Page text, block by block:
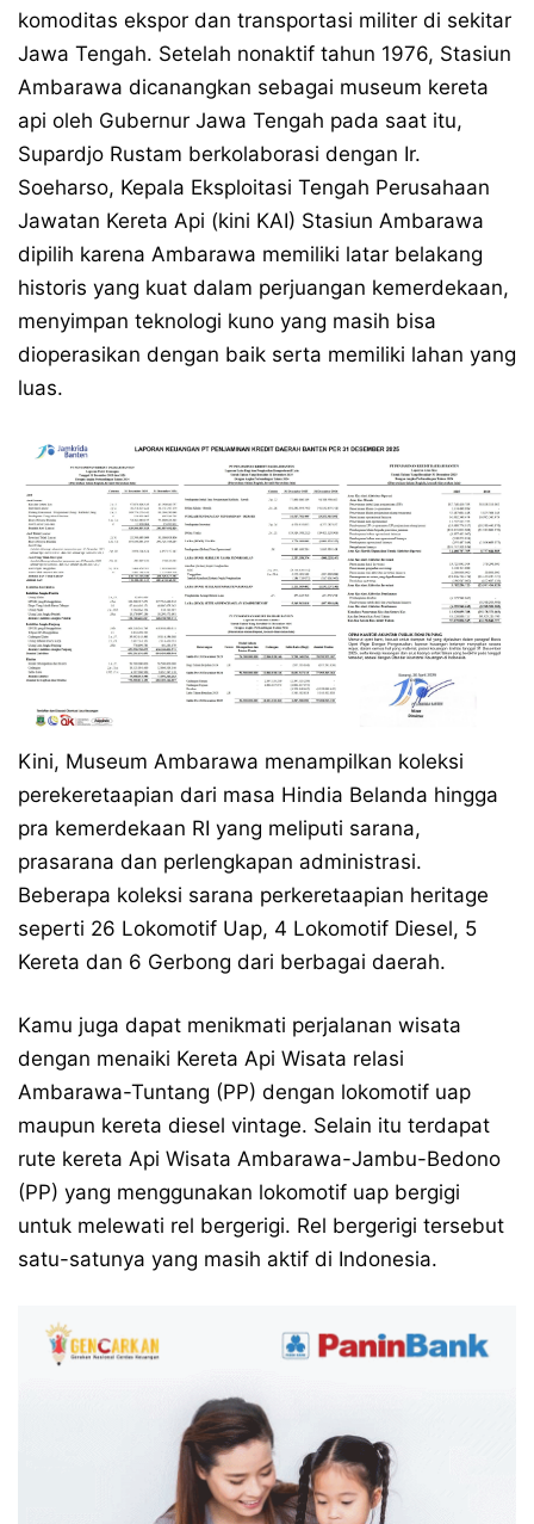
komoditas ekspor dan transportasi militer di sekitar
Jawa Tengah. Setelah nonaktif tahun 1976, Stasiun
Ambarawa dicanangkan sebagai museum kereta
api oleh Gubernur Jawa Tengah pada saat itu,
Supardjo Rustam berkolaborasi dengan Ir.
Soeharso, Kepala Eksploitasi Tengah Perusahaan
Jawatan Kereta Api (kini KAI) Stasiun Ambarawa
dipilih karena Ambarawa memiliki latar belakang
historis yang kuat dalam perjuangan kemerdekaan,
menyimpan teknologi kuno yang masih bisa
dioperasikan dengan baik serta memiliki lahan yang
luas.
Kini, Museum Ambarawa menampilkan koleksi
perekeretaapian dari masa Hindia Belanda hingga
pra kemerdekaan RI yang meliputi sarana,
prasarana dan perlengkapan administrasi.
Beberapa koleksi sarana perkeretaapian heritage
seperti 26 Lokomotif Uap, 4 Lokomotif Diesel, 5
Kereta dan 6 Gerbong dari berbagai daerah.
Kamu juga dapat menikmati perjalanan wisata
dengan menaiki Kereta Api Wisata relasi
Ambarawa-Tuntang (PP) dengan lokomotif uap
maupun kereta diesel vintage. Selain itu terdapat
rute kereta Api Wisata Ambarawa-Jambu-Bedono
(PP) yang menggunakan lokomotif uap bergigi
untuk melewati rel bergerigi. Rel bergerigi tersebut
satu-satunya yang masih aktif di Indonesia.